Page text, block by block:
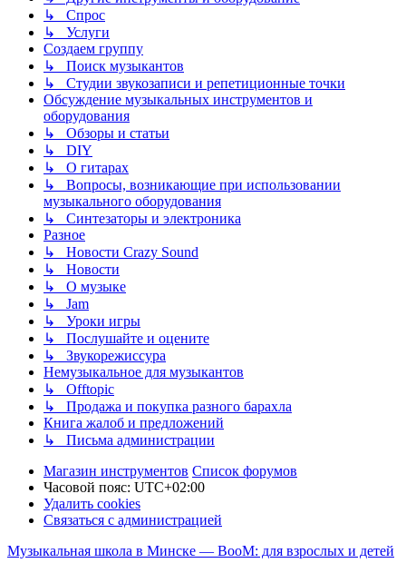
↳ Спрос
↳ Услуги
Создаем группу
↳ Поиск музыкантов
↳ Студии звукозаписи и репетиционные точки
Обсуждение музыкальных инструментов и
оборудования
↳ Обзоры и статьи
↳ DIY
↳ О гитарах
↳ Вопросы, возникающие при использовании
музыкального оборудования
↳ Синтезаторы и электроника
Разное
↳ Новости Crazy Sound
↳ Новости
↳ О музыке
↳ Jam
↳ Уроки игры
↳ Послушайте и оцените
↳ Звукорежиссура
Немузыкальное для музыкантов
↳ Offtopic
↳ Продажа и покупка разного барахла
Книга жалоб и предложений
↳ Письма администрации
Магазин инструментов Список форумов
Часовой пояс: UTC+02:00
Удалить cookies
Связаться с администрацией
Музыкальная школа в Минске — BooM: для взрослых и детей